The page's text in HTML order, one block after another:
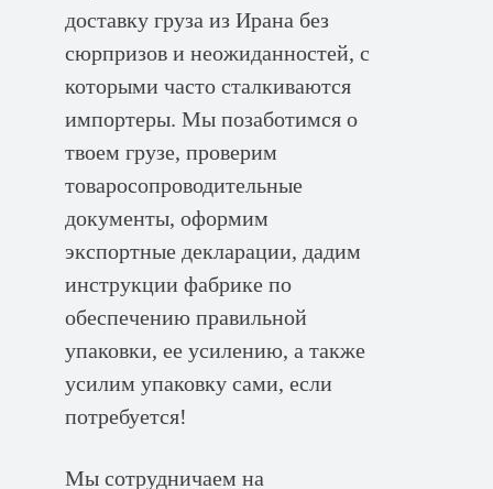
доставку груза из Ирана без
сюрпризов и неожиданностей, с
которыми часто сталкиваются
импортеры. Мы позаботимся о
твоем грузе, проверим
товаросопроводительные
документы, оформим
экспортные декларации, дадим
инструкции фабрике по
обеспечению правильной
упаковки, ее усилению, а также
усилим упаковку сами, если
потребуется!
Мы сотрудничаем на